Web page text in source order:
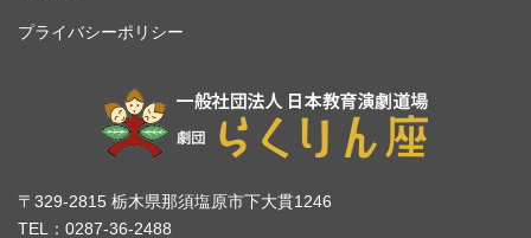
プライバシーポリシー
〒329-2815 栃木県那須塩原市下大貫1246
TEL：0287-36-2488